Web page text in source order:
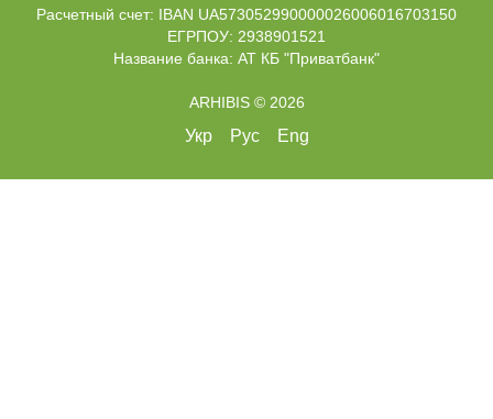
Расчетный счет: IBAN UA573052990000026006016703150
ЕГРПОУ: 2938901521
Название банка: АТ КБ "Приватбанк"
ARHIBIS © 2026
Укр Рус Eng